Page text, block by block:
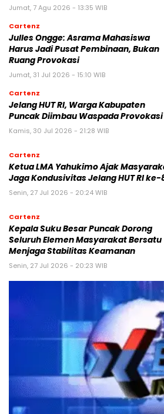
Jumat, 7 Agu 2026 - 13:35 WIB
Cartenz
Julles Ongge: Asrama Mahasiswa
Harus Jadi Pusat Pembinaan, Bukan
Ruang Provokasi
Jumat, 31 Jul 2026 - 15:10 WIB
Cartenz
Jelang HUT RI, Warga Kabupaten
Puncak Diimbau Waspada Provokasi
Kamis, 30 Jul 2026 - 21:28 WIB
Cartenz
Ketua LMA Yahukimo Ajak
Jaga Kondusivitas Jelang HUT RI ke-
Senin, 27 Jul 2026 - 20:24 WIB
Cartenz
Kepala Suku Besar Puncak Dorong
Seluruh Elemen Masyarakat Bersatu
Menjaga Stabilitas Keamanan
Senin, 27 Jul 2026 - 20:23 WIB